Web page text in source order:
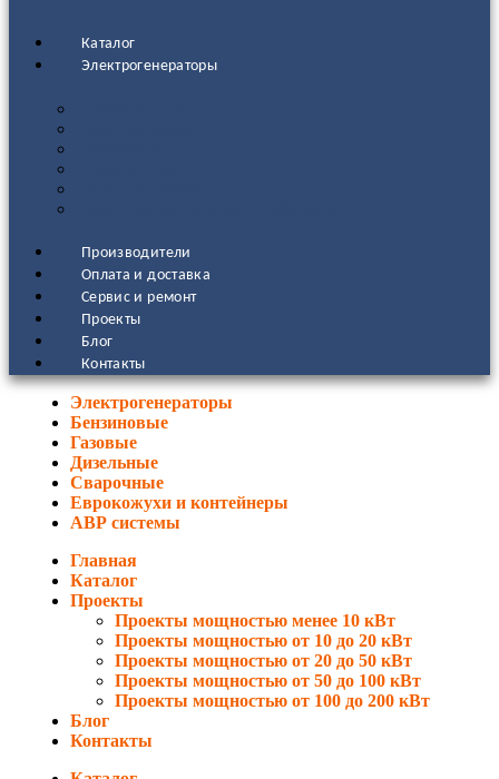
Каталог
Электрогенераторы
Производители
Оплата и доставка
Сервис и ремонт
Проекты
Блог
Контакты
Электрогенераторы
Бензиновые
Газовые
Дизельные
Сварочные
Еврокожухи и контейнеры
АВР системы
Главная
Каталог
Проекты
Проекты мощностью менее 10 кВт
Проекты мощностью от 10 до 20 кВт
Проекты мощностью от 20 до 50 кВт
Проекты мощностью от 50 до 100 кВт
Проекты мощностью от 100 до 200 кВт
Блог
Контакты